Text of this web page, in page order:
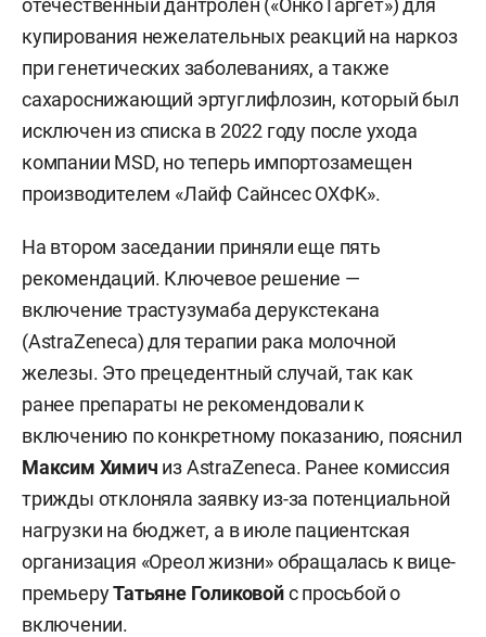
купирования нежелательных реакций на наркоз
при генетических заболеваниях, а также
сахароснижающий эртуглифлозин, который был
исключен из списка в 2022 году после ухода
компании MSD, но теперь импортозамещен
производителем «Лайф Сайнсес ОХФК».
На втором заседании приняли еще пять
рекомендаций. Ключевое решение —
включение трастузумаба дерукстекана
(AstraZeneca) для терапии рака молочной
железы. Это прецедентный случай, так как
ранее препараты не рекомендовали к
включению по конкретному показанию, пояснил
Максим Химич из AstraZeneca. Ранее комиссия
трижды отклоняла заявку из-за потенциальной
нагрузки на бюджет, а в июле пациентская
организация «Ореол жизни» обращалась к вице-
премьеруТатьяне Голиковойс просьбой о
включении.